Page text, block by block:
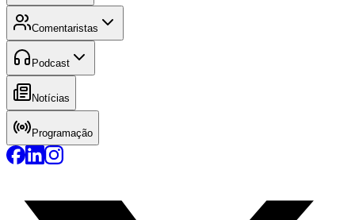
Comentaristas
Podcast
Notícias
Programação